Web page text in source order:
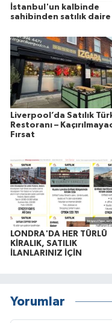
İstanbul'un kalbinde
sahibinden satılık daire
Liverpool’da Satılık
Restoranı –
Fırsat
LONDRA'DA HER TÜRLÜ
KİRALIK, SATILIK
İLANLARINIZ İÇİN
Yorumlar